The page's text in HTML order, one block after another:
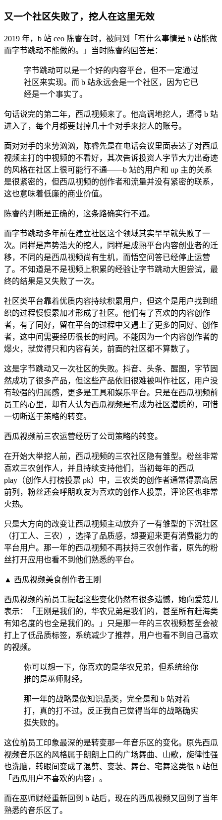
又一个社区失败了，挖人在这里无效
2019 年，b 站 ceo 陈睿在时，被问到「有什么事情是 b 站能做
而字节跳动不能做的。」当时陈睿的回答是：
字节跳动可以是一个好的内容平台，但不一定通过
社区来实现。而 b 站永远会是一个社区，因为它已
经是一个事实了。
句话说完的第二年，西瓜视频来了。他高调地挖人，逼得 b 站
进入了，每个月都要封掉几十个对手来挖人的账号。
面对对手的来势汹汹，陈睿先是在电话会议里面表达了对西瓜
视频主打的中视频的不看好，其次告诉投资人字节大力出奇迹
的风格在社区上很可能行不通——b 站的用户和 up 主的关系
是很紧密的，但西瓜视频的创作者和流量并没有紧密的联系，
这也意味着低廉的商业价值。
陈睿的判断是正确的，这条路确实行不通。
而字节跳动多年前在建立社区这个领域其实早早就失败了一
次。同样是声势浩大的挖人，同样是成熟平台内容创业者的迁
移，不同的是西瓜视频尚有生机，而悟空问答已经停止运营
了。不知道是不是视频上积累的经验让字节跳动大胆尝试，最
终的结果是又失败了一次。
社区类平台靠着优质内容持续积累用户，但这个是用户找到组
织的过程慢慢累加才形成了社区。他们有了喜欢的内容创作
者，有了同好，留在平台的过程中又遇上了更多的同好、创作
者，这中间需要经历很长的时间。不能因为一个内容创作者的
爆火，就觉得只和内容有关，前面的社区都不算数了。
这是字节跳动又一次社区的失败。抖音、头条、醒图，字节固
然成功了很多产品，但这些产品依旧很难被叫作社区，用户没
有较强的归属感，更多是工具和娱乐平台。只是在西瓜视频前
员工的心里，却有人认为西瓜视频是有成为社区潜质的，可惜
一切断送于策略的转变。
西瓜视频前三农运营经历了公司策略的转变。
在开始大举挖人前，西瓜视频的三农社区隐有雏型。粉丝非常
喜欢三农创作人，并且持续支持他们，当初每年的西瓜
play（创作人打榜投票 pk）中，三农类的创作者通常得票高居
前列，粉丝还会呼朋唤友为喜欢的创作人投票，评论区也非常
火热。
只是大方向的改变让西瓜视频主动放弃了一有雏型的下沉社区
（打工人、三农），选择了品质感，想要迎来更有消费能力的
平台用户。那一年的西瓜视频不再扶持三农创作者，原先的粉
丝打开应用也看不到他们熟悉的平台。
▲ 西瓜视频美食创作者王刚
西瓜视频的前员工提起这些变化仍然有很多遗憾，她向爱范儿
表示：「王刚是我们的，华农兄弟是我们的，甚至所有赶海类
有知名度的也全是我们的。」只是那一年的三农视频甚至会被
打上了低品质标签，系统减少了推荐，用户也看不到自己喜欢
的视频。
你可以想一下，你喜欢的是华农兄弟，但系统给你
推的是巫师财经。
那一年的战略是做知识品类，完全是和 b 站对着
打，真的打不过。反正我自己觉得当年的战略确实
挺失败的。
这位前员工印象最深的是转变那一年音乐区的变化。原先西瓜
视频音乐区的风格属于朗朗上口的广场舞曲、山歌，旋律性强
也洗脑，转眼间变成了混剪、变装、舞台、宅舞这类很 b 站但
「西瓜用户不喜欢的内容」。
而在巫师财经重新回到 b 站后，现在的西瓜视频又回到了当年
熟悉的音乐区了。